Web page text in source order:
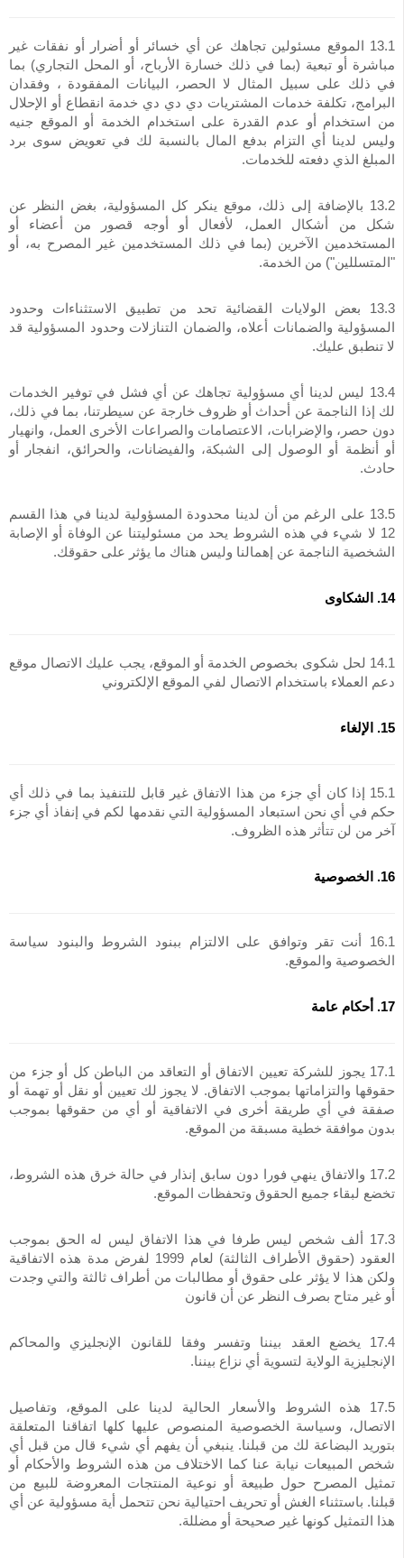
13.1 الموقع مسئولين تجاهك عن أي خسائر أو أضرار أو نفقات غير
مباشرة أو تبعية (بما في ذلك خسارة الأرباح، أو المحل التجاري) بما
في ذلك على سبيل المثال لا الحصر، البيانات المفقودة ، وفقدان
البرامج، تكلفة خدمات المشتريات دي دي دي خدمة انقطاع أو الإحلال
من استخدام أو عدم القدرة على استخدام الخدمة أو الموقع جنيه
وليس لدينا أي التزام بدفع المال بالنسبة لك في تعويض سوى برد
المبلغ الذي دفعته للخدمات.
13.2 بالإضافة إلى ذلك، موقع ينكر كل المسؤولية، بغض النظر عن
شكل من أشكال العمل، لأفعال أو أوجه قصور من أعضاء أو
المستخدمين الآخرين (بما في ذلك المستخدمين غير المصرح به، أو
"المتسللين") من الخدمة.
13.3 بعض الولايات القضائية تحد من تطبيق الاستثناءات وحدود
المسؤولية والضمانات أعلاه، والضمان التنازلات وحدود المسؤولية قد
لا تنطبق عليك.
13.4 ليس لدينا أي مسؤولية تجاهك عن أي فشل في توفير الخدمات
لك إذا الناجمة عن أحداث أو ظروف خارجة عن سيطرتنا، بما في ذلك،
دون حصر، والإضرابات، الاعتصامات والصراعات الأخرى العمل، وانهيار
أو أنظمة أو الوصول إلى الشبكة، والفيضانات، والحرائق، انفجار أو
حادث.
13.5 على الرغم من أن لدينا محدودة المسؤولية لدينا في هذا القسم
12 لا شيء في هذه الشروط يحد من مسئوليتنا عن الوفاة أو الإصابة
الشخصية الناجمة عن إهمالنا وليس هناك ما يؤثر على حقوقك.
14. الشكاوى
14.1 لحل شكوى بخصوص الخدمة أو الموقع، يجب عليك الاتصال موقع
دعم العملاء باستخدام الاتصال لفي الموقع الإلكتروني
15. الإلغاء
15.1 إذا كان أي جزء من هذا الاتفاق غير قابل للتنفيذ بما في ذلك أي
حكم في أي نحن استبعاد المسؤولية التي نقدمها لكم في إنفاذ أي جزء
آخر من لن تتأثر هذه الظروف.
16. الخصوصية
16.1 أنت تقر وتوافق على الالتزام ببنود الشروط والبنود سياسة
الخصوصية والموقع.
17. أحكام عامة
17.1 يجوز للشركة تعيين الاتفاق أو التعاقد من الباطن كل أو جزء من
حقوقها والتزاماتها بموجب الاتفاق. لا يجوز لك تعيين أو نقل أو تهمة أو
صفقة في أي طريقة أخرى في الاتفاقية أو أي من حقوقها بموجب
بدون موافقة خطية مسبقة من الموقع.
17.2 والاتفاق ينهي فورا دون سابق إنذار في حالة خرق هذه الشروط،
تخضع لبقاء جميع الحقوق وتحفظات الموقع.
17.3 ألف شخص ليس طرفا في هذا الاتفاق ليس له الحق بموجب
العقود (حقوق الأطراف الثالثة) لعام 1999 لفرض مدة هذه الاتفاقية
ولكن هذا لا يؤثر على حقوق أو مطالبات من أطراف ثالثة والتي وجدت
أو غير متاح بصرف النظر عن أن قانون
17.4 يخضع العقد بيننا وتفسر وفقا للقانون الإنجليزي والمحاكم
الإنجليزية الولاية لتسوية أي نزاع بيننا.
17.5 هذه الشروط والأسعار الحالية لدينا على الموقع، وتفاصيل
الاتصال، وسياسة الخصوصية المنصوص عليها كلها اتفاقنا المتعلقة
بتوريد البضاعة لك من قبلنا. ينبغي أن يفهم أي شيء قال من قبل أي
شخص المبيعات نيابة عنا كما الاختلاف من هذه الشروط والأحكام أو
تمثيل المصرح حول طبيعة أو نوعية المنتجات المعروضة للبيع من
قبلنا. باستثناء الغش أو تحريف احتيالية نحن تتحمل أية مسؤولية عن أي
هذا التمثيل كونها غير صحيحة أو مضللة.